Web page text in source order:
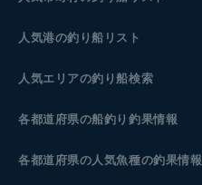
人気港の釣り船リスト
人気エリアの釣り船検索
各都道府県の船釣り釣果情報
各都道府県の人気魚種の釣果情報